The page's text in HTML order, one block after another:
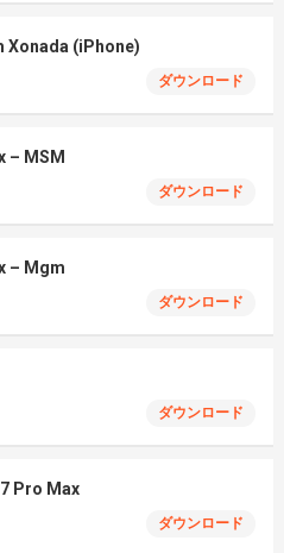
Xonada (iPhone)
ダウンロード
– MSM
ダウンロード
– Mgm
ダウンロード
ダウンロード
Pro Max
ダウンロード